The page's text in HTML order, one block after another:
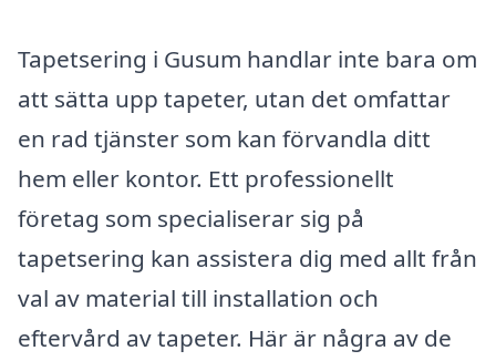
Tapetsering i Gusum handlar inte bara om
att sätta upp tapeter, utan det omfattar
en rad tjänster som kan förvandla ditt
hem eller kontor. Ett professionellt
företag som specialiserar sig på
tapetsering kan assistera dig med allt från
val av material till installation och
eftervård av tapeter. Här är några av de